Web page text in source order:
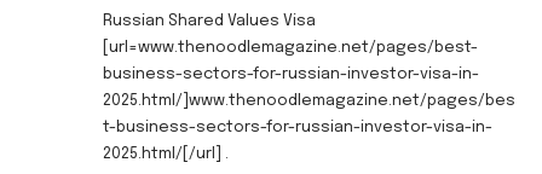
Russian Shared Values Visa
[url=www.thenoodlemagazine.net/pages/best-
business-sectors-for-russian-investor-visa-in-
2025.html/]www.thenoodlemagazine.net/pages/bes
t-business-sectors-for-russian-investor-visa-in-
2025.html/[/url] .